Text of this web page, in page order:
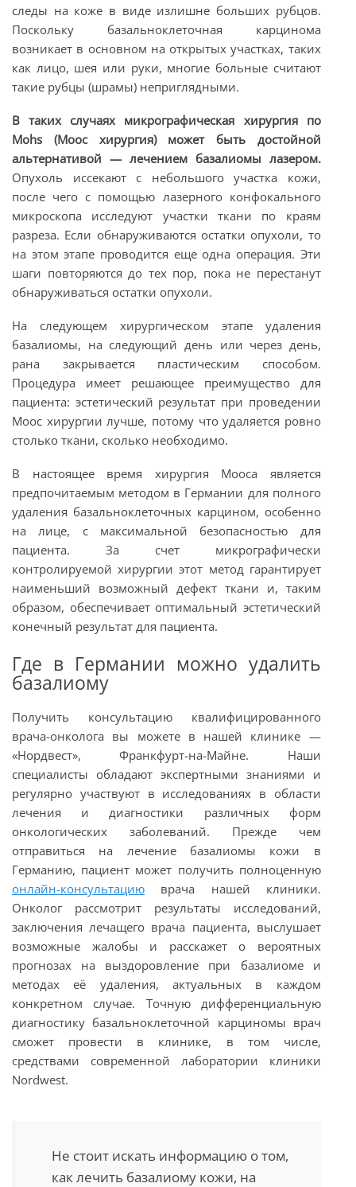
следы на коже в виде излишне больших рубцов.
Поскольку базальноклеточная карцинома
возникает в основном на открытых участках, таких
как лицо, шея или руки, многие больные считают
такие рубцы (шрамы) неприглядными.
В таких случаях микрографическая хирургия по
Mohs (Моос хирургия) может быть достойной
альтернативой — лечением базалиомы лазером.
Опухоль иссекают c небольшого участка кожи,
после чего с помощью лазерного конфокального
микроскопа исследуют участки ткани по краям
разреза. Если обнаруживаются остатки опухоли, то
на этом этапе проводится еще одна операция. Эти
шаги повторяются до тех пор, пока не перестанут
обнаруживаться остатки опухоли.
На следующем хирургическом этапе удаления
базалиомы, на следующий день или через день,
рана закрывается пластическим способом.
Процедура имеет решающее преимущество для
пациента: эстетический результат при проведении
Моос хирургии лучше, потому что удаляется ровно
столько ткани, сколько необходимо.
В настоящее время хирургия Мооса является
предпочитаемым методом в Германии для полного
удаления базальноклеточных карцином, особенно
на лице, с максимальной безопасностью для
пациента. За счет микрографически
контролируемой хирургии этот метод гарантирует
наименьший возможный дефект ткани и, таким
образом, обеспечивает оптимальный эстетический
конечный результат для пациента.
Где в Германии можно удалить
базалиому
Получить консультацию квалифицированного
врача-онколога вы можете в нашей клинике —
«Нордвест», Франкфурт-на-Майне. Наши
специалисты обладают экспертными знаниями и
регулярно участвуют в исследованиях в области
лечения и диагностики различных форм
онкологических заболеваний. Прежде чем
отправиться на лечение базалиомы кожи в
Германию, пациент может получить полноценную
онлайн-консультацию врача нашей клиники.
Онколог рассмотрит результаты исследований,
заключения лечащего врача пациента, выслушает
возможные жалобы и расскажет о вероятных
прогнозах на выздоровление при базалиоме и
методах её удаления, актуальных в каждом
конкретном случае. Точную дифференциальную
диагностику базальноклеточной карциномы врач
сможет провести в клинике, в том числе,
средствами современной лаборатории клиники
Nordwest.
Не стоит искать информацию о том,
как лечить базалиому кожи, на